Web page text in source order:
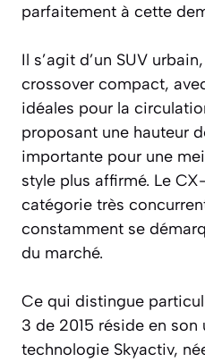
parfaitement à cette
Il s’agit d’un SUV
crossover compact,
idéales pour la
proposant une hauteur
importante pour une
style plus affirmé. Le
catégorie très
constamment se
du marché.
Ce qui distingue
3 de 2015 réside en
technologie Skyactiv,